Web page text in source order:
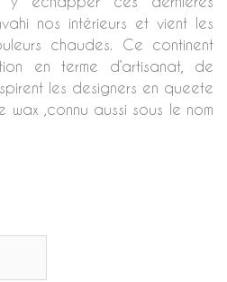
nos intérieurs et vient les
chaudes. Ce continent
en terme d’artisanat, de
les designers en queete
wax ,connu aussi sous le nom